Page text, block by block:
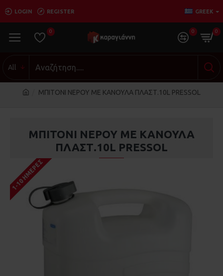
LOGIN REGISTER GREEK
0 0 0
All
MΠΙΤΟΝΙ ΝΕΡΟΥ ΜΕ ΚΑΝΟΥΛΑ ΠΛΑΣΤ.10L PRESSOL
MΠΙΤΟΝΙ ΝΕΡΟΥ ΜΕ ΚΑΝΟΥΛΑ
ΠΛΑΣΤ.10L PRESSOL
1-10 ΗΜΈΡΕΣ